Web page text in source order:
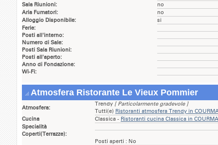
Sala Riunioni:
no
Aria Fumatori:
no
Alloggio Disponibile:
si
Ferie:
Posti all'interno:
Numero di Sale:
Posti Sala Riunioni:
Posti all'aperto:
Anno di Fondazione:
Wi-Fi:
Atmosfera Ristorante Le Vieux Pommier
Atmosfera:
Trendy [ Particolarmente gradevole ]
Tutti(e) Ristoranti atmosfera Trendy in
Cucina
Classica - Ristoranti cucina Classica in
Specialità
Coperti(Terrazze):
Posti aperti : No